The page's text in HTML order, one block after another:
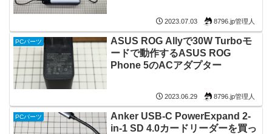
2023.07.03 8796.jp管理人
PCパーツ
ASUS ROG Allyで30W Turboモ
ードで動作するASUS ROG
Phone 5のACアダプター
2023.06.29 8796.jp管理人
PCパーツ
Anker USB-C PowerExpand 2-
in-1 SD 4.0カードリーダーを買っ